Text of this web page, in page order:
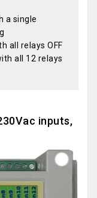
a single
all relays OFF
all 12 relays
inputs,